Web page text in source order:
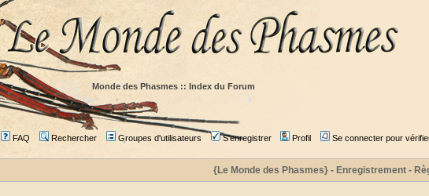
Monde des Phasmes :: Index du Forum
FAQ Rechercher Groupes d'utilisateurs S'enregistrer Profil Se connecter pour
{Le Monde des Phasmes} - Enregistrement -